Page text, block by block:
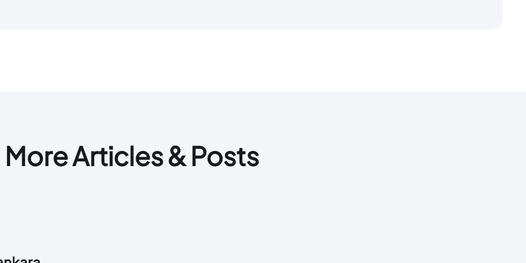
More Articles & Posts